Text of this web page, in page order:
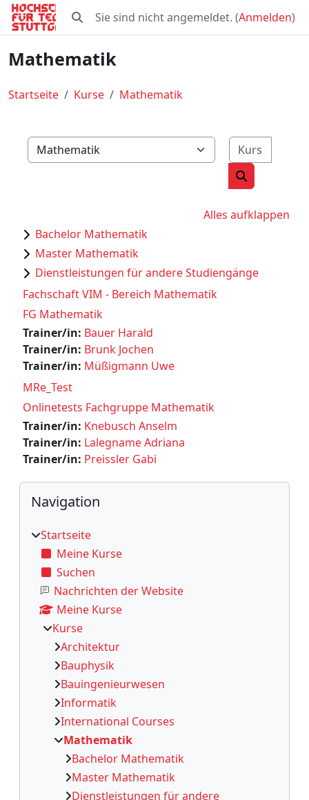
Zum Hauptinhalt
Sucheingabe umschalten
Sie sind nicht angemeldet. (Anmelden)
Mathematik
Startseite Kurse Mathematik
Kursbereiche
Kurse
Alles aufklappen
Bachelor Mathematik
Master Mathematik
Dienstleistungen für andere Studiengänge
Fachschaft VIM - Bereich Mathematik
FG Mathematik
Trainer/in: Bauer Harald
Trainer/in: Brunk Jochen
Trainer/in: Müßigmann Uwe
MRe_Test
Onlinetests Fachgruppe Mathematik
Trainer/in: Knebusch Anselm
Trainer/in: Lalegname Adriana
Trainer/in: Preissler Gabi
Blöcke
Navigation überspringen
Navigation
Startseite
Meine Kurse
Suchen
Nachrichten der Website
Meine Kurse
Kurse
Architektur
Bauphysik
Bauingenieurwesen
Informatik
International Courses
Mathematik
Bachelor Mathematik
Master Mathematik
Dienstleistungen für andere